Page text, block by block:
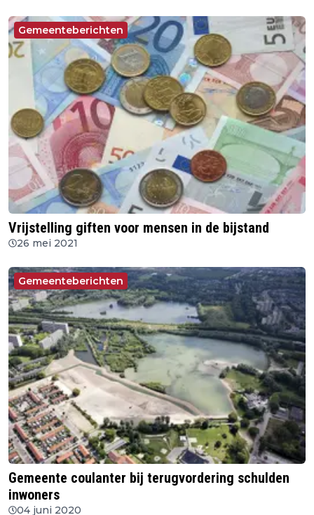
Gemeenteberichten
Vrijstelling giften voor mensen in de bijstand
26 mei 2021
Gemeenteberichten
Gemeente coulanter bij terugvordering schulden
inwoners
04 juni 2020